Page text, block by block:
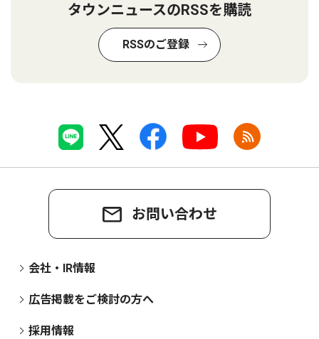
タウンニュースのRSSを購読
RSSのご登録
お問い合わせ
会社・IR情報
広告掲載をご検討の方へ
採用情報